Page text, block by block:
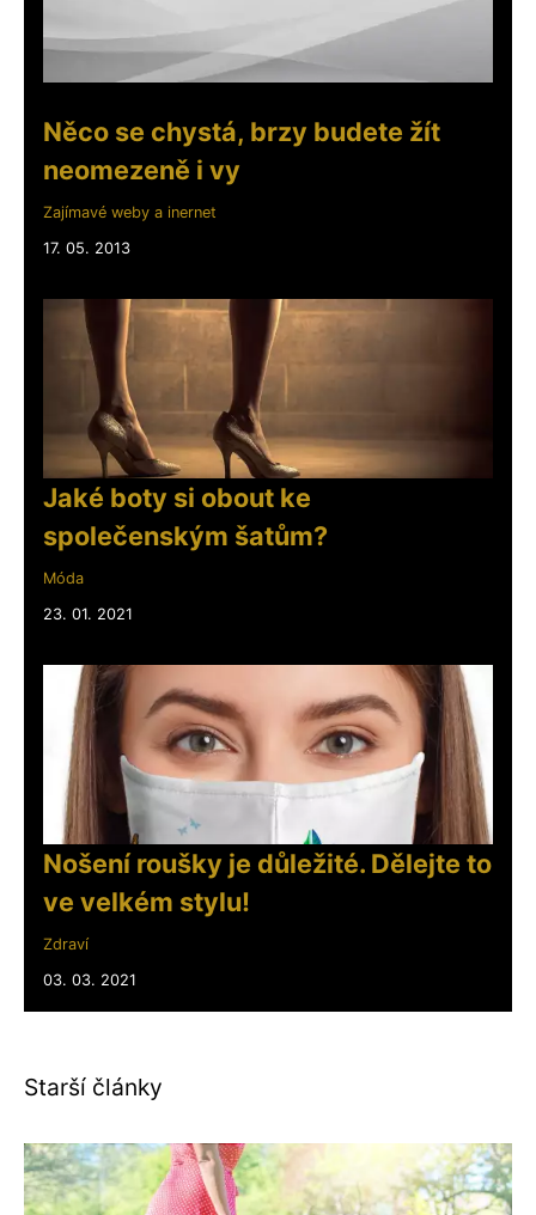
Něco se chystá, brzy budete žít
neomezeně i vy
Zajímavé weby a inernet
17. 05. 2013
Jaké boty si obout ke
společenským šatům?
Móda
23. 01. 2021
Nošení roušky je důležité. Dělejte to
ve velkém stylu!
Zdraví
03. 03. 2021
Starší články